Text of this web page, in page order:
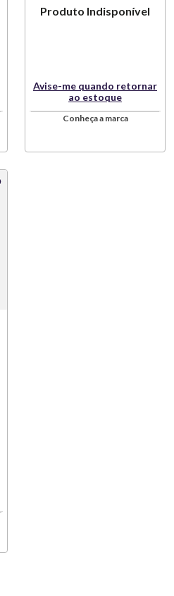
Produto Indisponível
Avise-me quando retornar
ao estoque
Conheça a marca